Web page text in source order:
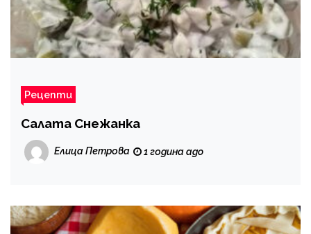
Рецепти
Салата Снежанка
Елица Петрова 1 година ago